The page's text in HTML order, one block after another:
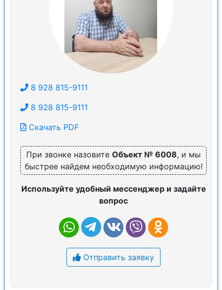
8 928 815-9111
8 928 815-9111
Скачать PDF
При звонке назовите Объект № 6008, и мы
быстрее найдем необходимую информацию!
Используйте удобный мессенджер и задайте
вопрос
Отправить заявку